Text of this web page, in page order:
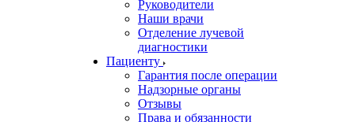
Руководители
Наши врачи
Отделение лучевой
диагностики
Пациенту
Гарантия после операции
Надзорные органы
Отзывы
Права и обязанности